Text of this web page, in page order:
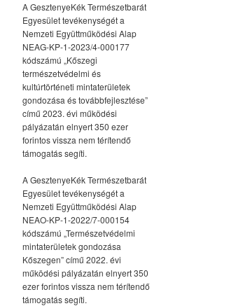
A GesztenyeKék Természetbarát
Egyesület tevékenységét a
Nemzeti Együttműködési Alap
NEAG-KP-1-2023/4-000177
kódszámú „Kőszegi
természetvédelmi és
kultúrtörténeti mintaterületek
gondozása és továbbfejlesztése”
című 2023. évi működési
pályázatán elnyert 350 ezer
forintos vissza nem térítendő
támogatás segíti.
A GesztenyeKék Természetbarát
Egyesület tevékenységét a
Nemzeti Együttműködési Alap
NEAO-KP-1-2022/7-000154
kódszámú „Természetvédelmi
mintaterületek gondozása
Kőszegen” című 2022. évi
működési pályázatán elnyert 350
ezer forintos vissza nem térítendő
támogatás segíti.